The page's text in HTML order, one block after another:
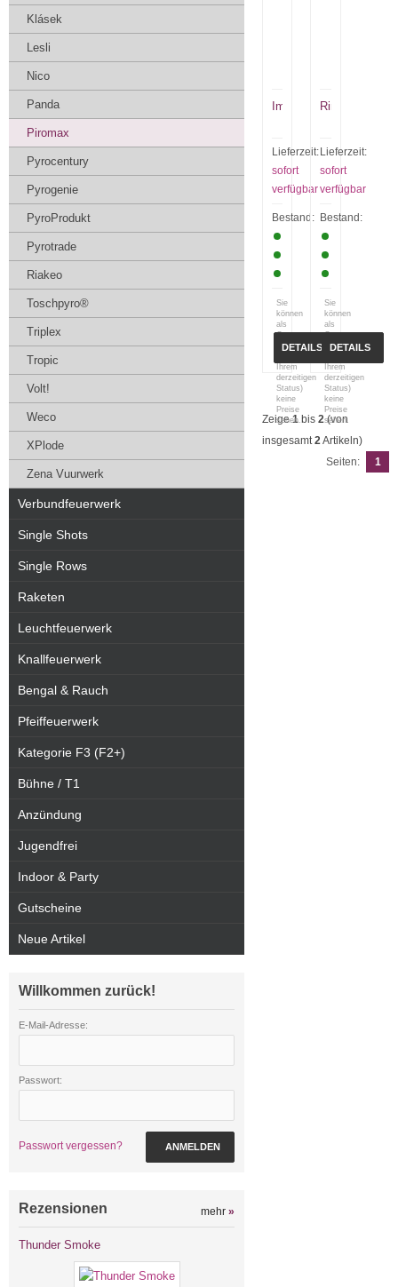
Impact
Lieferzeit:
sofort
verfügbar
Bestand:
Sie
können
als
Gast
(bzw.
Ihrem
derzeitigen
Status)
keine
Preise
sehen.
DETAILS
Ring
Lieferzeit:
sofort
verfügbar
Bestand:
Sie
können
als
Gast
(bzw.
Ihrem
derzeitigen
Status)
keine
Preise
sehen.
DETAILS
Zeige1bis 2(von
insgesamt2Artikeln)
Seiten:
1
Klásek
Lesli
Nico
Panda
Piromax
Pyrocentury
Pyrogenie
PyroProdukt
Pyrotrade
Riakeo
Toschpyro®
Triplex
Tropic
Volt!
Weco
XPlode
Zena Vuurwerk
Verbundfeuerwerk
Single Shots
Single Rows
Raketen
Leuchtfeuerwerk
Knallfeuerwerk
Bengal & Rauch
Pfeiffeuerwerk
Kategorie F3 (F2+)
Bühne / T1
Anzündung
Jugendfrei
Indoor & Party
Gutscheine
Neue Artikel
Willkommen zurück!
E-Mail-Adresse:
Passwort:
Passwort vergessen? ANMELDEN
Rezensionen mehr »
Thunder Smoke